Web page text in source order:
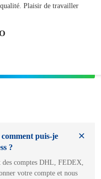
Plaisir de travailler
puis-je
?
comptes DHL, FEDEX,
votre compte et nous